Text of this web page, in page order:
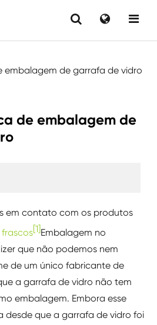
embalagem de garrafa de vidro
de embalagem de
em contato com os produtos
[1]Embalagem no
que não podemos nem
de um único fabricante de
a garrafa de vidro não tem
embalagem. Embora esse
desde que a garrafa de vidro foi